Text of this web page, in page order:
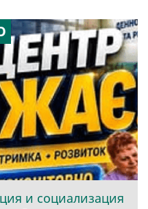
и социализация